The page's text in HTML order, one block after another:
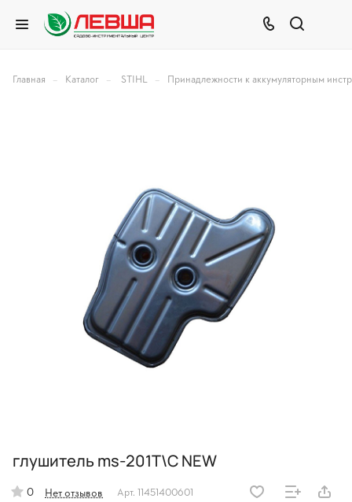
Главная – Каталог – STIHL – Принадлежности к аккумуляторным
глушитель ms-201T\C NEW
0 Нет отзывов Арт. 11451400601